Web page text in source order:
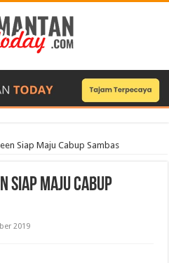
Siap Maju Cabup Sambas
Siap Maju Cabup
2019